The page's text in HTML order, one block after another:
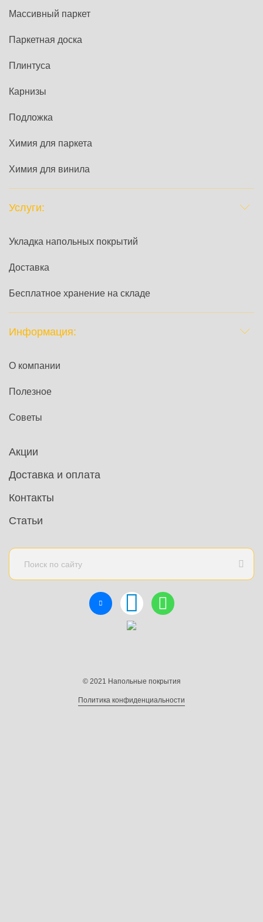
Массивный паркет
Паркетная доска
Плинтуса
Карнизы
Подложка
Химия для паркета
Химия для винила
Услуги:
Укладка напольных покрытий
Доставка
Бесплатное хранение на складе
Информация:
О компании
Полезное
Советы
Акции
Доставка и оплата
Контакты
Статьи
© 2021 Напольные покрытия
Политика конфиденциальности